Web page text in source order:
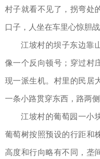
村子就看不见了，拐弯处
口子，人坐在车里心惊胆战
江坡村的坝子东边靠
像一个反向顿号；穿过村
现一派生机。村里的民居
一条小路贯穿东西，路两侧
江坡村的葡萄园一小
葡萄树按照预设的行距和
高度和行向略有不同，垄